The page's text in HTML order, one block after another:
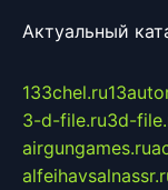
Актуальный
133chel.ru
3-d-file.ru3d-
airgungames.ru